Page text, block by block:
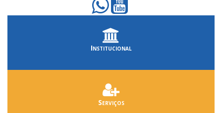
Institucional
Serviços